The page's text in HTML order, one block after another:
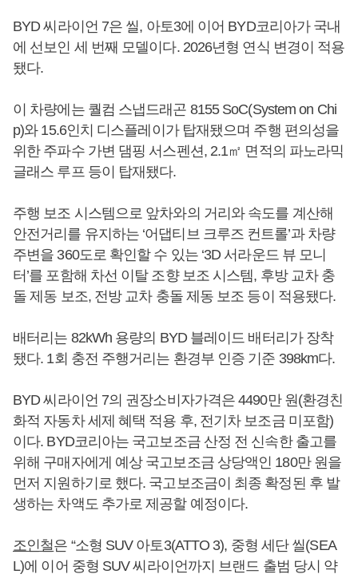
BYD 씨라이언 7은 씰, 아토3에 이어 BYD코리아가 국내
에 선보인 세 번째 모델이다. 2026년형 연식 변경이 적용
됐다.
이 차량에는 퀄컴 스냅드래곤 8155 SoC(System on Chi
p)와 15.6인치 디스플레이가 탑재됐으며 주행 편의성을
위한 주파수 가변 댐핑 서스펜션, 2.1㎡ 면적의 파노라믹
글래스 루프 등이 탑재됐다.
주행 보조 시스템으로 앞차와의 거리와 속도를 계산해
안전거리를 유지하는 ‘어댑티브 크루즈 컨트롤’과 차량
주변을 360도로 확인할 수 있는 ‘3D 서라운드 뷰 모니
터’를 포함해 차선 이탈 조향 보조 시스템, 후방 교차 충
돌 제동 보조, 전방 교차 충돌 제동 보조 등이 적용됐다.
배터리는 82kWh 용량의 BYD 블레이드 배터리가 장착
됐다. 1회 충전 주행거리는 환경부 인증 기준 398km다.
BYD 씨라이언 7의 권장소비자가격은 4490만 원(환경친
화적 자동차 세제 혜택 적용 후, 전기차 보조금 미포함)
이다. BYD코리아는 국고보조금 산정 전 신속한 출고를
위해 구매자에게 예상 국고보조금 상당액인 180만 원을
먼저 지원하기로 했다. 국고보조금이 최종 확정된 후 발
생하는 차액도 추가로 제공할 예정이다.
조인철은 “소형 SUV 아토3(ATTO 3), 중형 세단 씰(SEA
L)에 이어 중형 SUV 씨라이언까지 브랜드 출범 당시 약